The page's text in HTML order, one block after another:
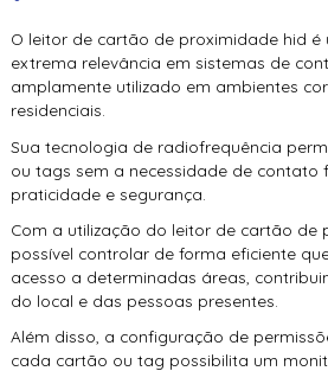
O leitor de cartão de proximidade hid é
extrema relevância em sistemas de
amplamente utilizado em ambientes
residenciais.
Sua tecnologia de radiofrequência
ou tags sem a necessidade de contato
praticidade e segurança.
Com a utilização do leitor de cartão de
possível controlar de forma eficiente
acesso a determinadas áreas,
do local e das pessoas presentes.
Além disso, a configuração de
cada cartão ou tag possibilita um